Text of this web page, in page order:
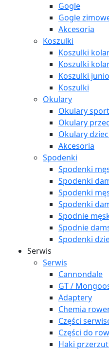
Gogle
Gogle
Akcesoria
Koszulki
Koszulki
Koszulki
Koszulki
Koszulki
Okulary
Okulary
Okulary
Okulary
Akcesoria
Spodenki
Spodenki
Spodenki
Spodenki
Spodenki
Spodnie
Spodnie
Spodenki
Serwis
Serwis
Cannondale
GT /
Adaptery
Chemia
Części
Części do
Haki